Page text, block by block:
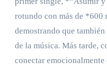
rotundo con más de
demostrando que
de la música. Más tarde,
conectar